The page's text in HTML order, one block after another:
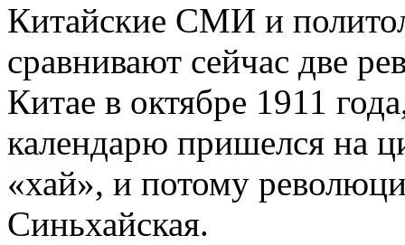
Китайские СМИ и
сравнивают сейчас две
Китае в октябре 1911
календарю пришелся на
«хай», и потому
Синьхайская.